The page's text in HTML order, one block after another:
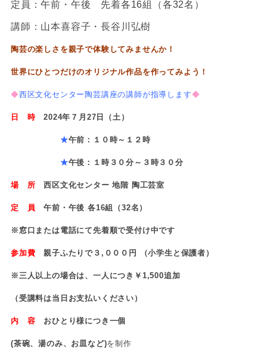
定員：午前・午後 先着各16組（各32名）
講師：山本喜容子・長谷川弘樹
陶芸の楽しさを親子で体験してみませんか！
世界にひとつだけのオリジナル作品を作ってみよう！
◆西区文化センター陶芸講座の講師が指導します◆
日 時2024年 ７ 月 27 日（土 ）
★午前：１０時～１２時
★午後：１時３０分～３時３０分
場 所 西区文化センター 地階 陶工芸室
定 員 午前・午後 各16組（32名）
※ 窓口または電話にて先着順で受付け中です
参加費 親子ふたりで３,０００円 （小学生と保護者）
※三人以上の場合は、一人につき￥1,500追加
（受講料は当日お支払いください）
内 容 おひとり様につき一個
(茶碗、湯のみ、お皿など)を制作